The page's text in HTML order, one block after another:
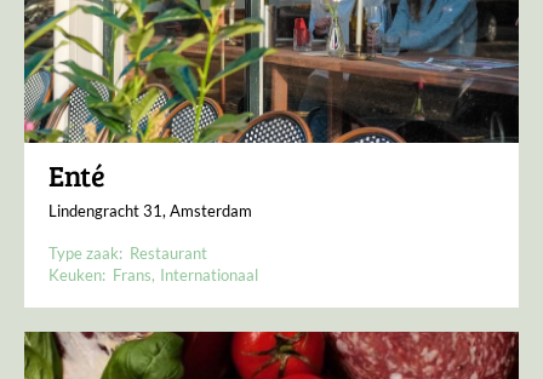
Enté
Lindengracht 31, Amsterdam
Type zaak: Restaurant
Keuken: Frans Internationaal